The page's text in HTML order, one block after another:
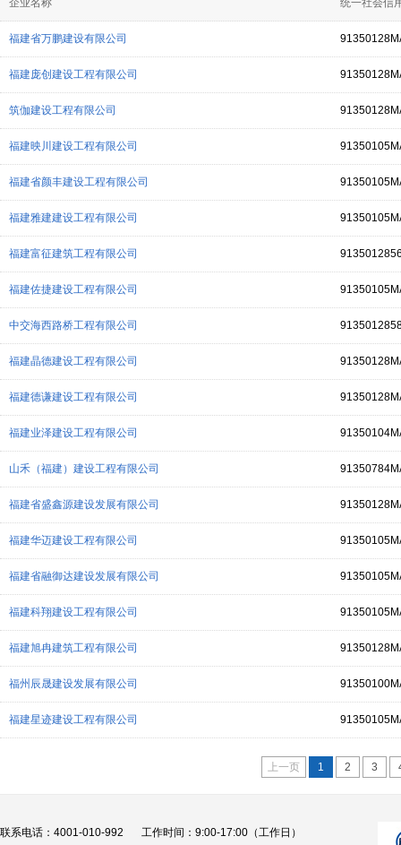
企业名称 统一社会信
福建省万鹏建设有限公司
福建庞创建设工程有限公司
筑伽建设工程有限公司
福建映川建设工程有限公司
福建省颜丰建设工程有限公司
福建雅建建设工程有限公司
福建富征建筑工程有限公司
福建佐捷建设工程有限公司
中交海西路桥工程有限公司
福建晶德建设工程有限公司
福建德谦建设工程有限公司
福建业泽建设工程有限公司
山禾（福建）建设工程有限公司
福建省盛鑫源建设发展有限公司
福建华迈建设工程有限公司
福建省融御达建设发展有限公司
福建科翔建设工程有限公司
福建旭冉建筑工程有限公司
福州辰晟建设发展有限公司
福建星迹建设工程有限公司
上一页 1 2 3
联系电话：4001-010-992
工作时间：9:00-17:00（工作日）